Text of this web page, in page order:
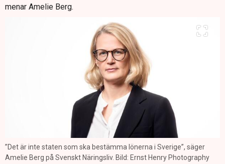
menar Amelie Berg.
”Det är inte staten som ska bestämma lönerna i Sverige”, säger
Amelie Berg på Svenskt Näringsliv. Bild: Ernst Henry Photography